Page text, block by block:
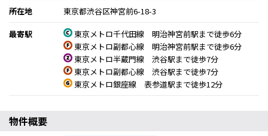
所在地
東京都渋谷区神宮前6-18-3
最寄駅
東京メトロ千代田線 明治神宮前駅まで徒歩6分
東京メトロ副都心線 明治神宮前駅まで徒歩6分
東京メトロ半蔵門線 渋谷駅まで徒歩7分
東京メトロ副都心線 渋谷駅まで徒歩7分
東京メトロ銀座線 表参道駅まで徒歩12分
物件概要